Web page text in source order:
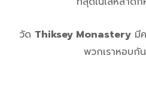
วัด Thiksey Monasteryมีค
พวกเราหอบกั